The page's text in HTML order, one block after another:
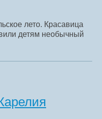
лето. Красавица
детям необычный